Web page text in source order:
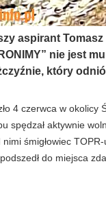
aspirant
nie jest
który
4 czerwca w okolicy
spędzał aktywnie
śmigłowiec
do miejsca